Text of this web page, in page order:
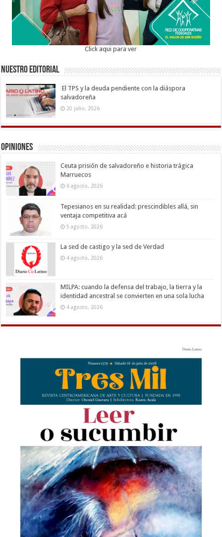
Click aqui para ver
Nuestro Editorial
El TPS y la deuda pendiente con la diáspora
salvadoreña
20 julio, 2026
Opiniones
Ceuta prisión de salvadoreño e historia trágica
Marruecos
6 agosto, 2026
Tepesianos en su realidad: prescindibles allá, sin
ventaja competitiva acá
5 agosto, 2026
La sed de castigo y la sed de Verdad
4 agosto, 2026
MILPA: cuando la defensa del trabajo, la tierra y la
identidad ancestral se convierten en una sola lucha
4 agosto, 2026